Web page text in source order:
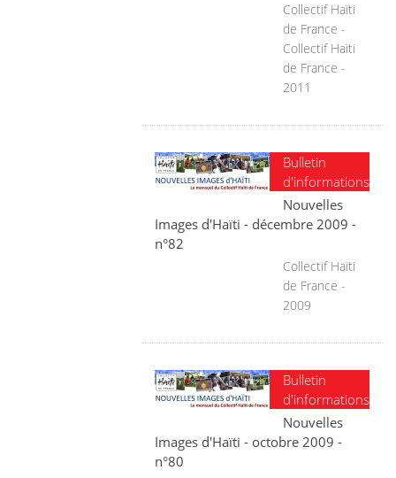
Collectif Haïti
de France -
Collectif Haïti
de France -
2011
Bulletin
d'informations
Nouvelles
Images d'Haïti - décembre 2009 -
n°82
Collectif Haïti
de France -
2009
Bulletin
d'informations
Nouvelles
Images d'Haïti - octobre 2009 -
n°80